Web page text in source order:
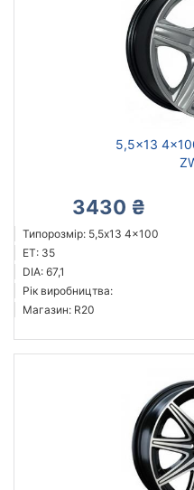
5,5x13
3430 ₴
Типорозмір: 5,5x13 4x100
ET: 35
DIA: 67,1
Рік виробництва:
Магазин: R20